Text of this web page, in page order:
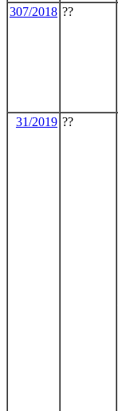
307/2018 ??
31/2019 ??